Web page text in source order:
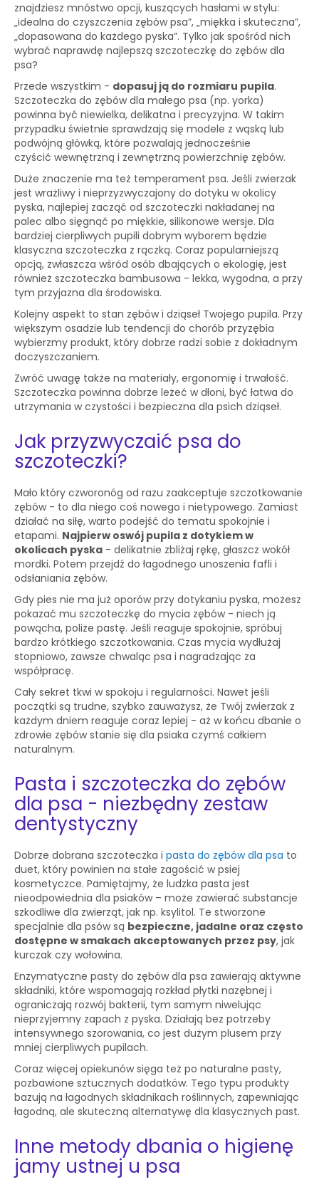
znajdziesz mnóstwo opcji, kuszących hasłami w stylu:
„idealna do czyszczenia zębów psa”, „miękka i skuteczna”,
„dopasowana do każdego pyska”. Tylko jak spośród nich
wybrać naprawdę najlepszą szczoteczkę do zębów dla
psa?
Przede wszystkim - dopasuj ją do rozmiaru pupila.
Szczoteczka do zębów dla małego psa (np. yorka)
powinna być niewielka, delikatna i precyzyjna. W takim
przypadku świetnie sprawdzają się modele z wąską lub
podwójną główką, które pozwalają jednocześnie
czyścić wewnętrzną i zewnętrzną powierzchnię zębów.
Duże znaczenie ma też temperament psa. Jeśli zwierzak
jest wrażliwy i nieprzyzwyczajony do dotyku w okolicy
pyska, najlepiej zacząć od szczoteczki nakładanej na
palec albo sięgnąć po miękkie, silikonowe wersje. Dla
bardziej cierpliwych pupili dobrym wyborem będzie
klasyczna szczoteczka z rączką. Coraz popularniejszą
opcją, zwłaszcza wśród osób dbających o ekologię, jest
również szczoteczka bambusowa - lekka, wygodna, a przy
tym przyjazna dla środowiska.
Kolejny aspekt to stan zębów i dziąseł Twojego pupila. Przy
większym osadzie lub tendencji do chorób przyzębia
wybierzmy produkt, który dobrze radzi sobie z dokładnym
doczyszczaniem.
Zwróć uwagę także na materiały, ergonomię i trwałość.
Szczoteczka powinna dobrze leżeć w dłoni, być łatwa do
utrzymania w czystości i bezpieczna dla psich dziąseł.
Jak przyzwyczaić psa do
szczoteczki?
Mało który czworonóg od razu zaakceptuje szczotkowanie
zębów - to dla niego coś nowego i nietypowego. Zamiast
działać na siłę, warto podejść do tematu spokojnie i
etapami. Najpierw oswój pupila z dotykiem w
okolicach pyska - delikatnie zbliżaj rękę, głaszcz wokół
mordki. Potem przejdź do łagodnego unoszenia fafli i
odsłaniania zębów.
Gdy pies nie ma już oporów przy dotykaniu pyska, możesz
pokazać mu szczoteczkę do mycia zębów - niech ją
powącha, poliże pastę. Jeśli reaguje spokojnie, spróbuj
bardzo krótkiego szczotkowania. Czas mycia wydłużaj
stopniowo, zawsze chwaląc psa i nagradzając za
współpracę.
Cały sekret tkwi w spokoju i regularności. Nawet jeśli
początki są trudne, szybko zauważysz, że Twój zwierzak z
każdym dniem reaguje coraz lepiej - aż w końcu dbanie o
zdrowie zębów stanie się dla psiaka czymś całkiem
naturalnym.
Pasta i szczoteczka do zębów
dla psa - niezbędny zestaw
dentystyczny
Dobrze dobrana szczoteczka i pasta do zębów dla psa to
duet, który powinien na stałe zagościć w psiej
kosmetyczce. Pamiętajmy, że ludzka pasta jest
nieodpowiednia dla psiaków – może zawierać substancje
szkodliwe dla zwierząt, jak np. ksylitol. Te stworzone
specjalnie dla psów są bezpieczne, jadalne oraz często
dostępne w smakach akceptowanych przez psy, jak
kurczak czy wołowina.
Enzymatyczne pasty do zębów dla psa zawierają aktywne
składniki, które wspomagają rozkład płytki nazębnej i
ograniczają rozwój bakterii, tym samym niwelując
nieprzyjemny zapach z pyska. Działają bez potrzeby
intensywnego szorowania, co jest dużym plusem przy
mniej cierpliwych pupilach.
Coraz więcej opiekunów sięga też po naturalne pasty,
pozbawione sztucznych dodatków. Tego typu produkty
bazują na łagodnych składnikach roślinnych, zapewniając
łagodną, ale skuteczną alternatywę dla klasycznych past.
Inne metody dbania o higienę
jamy ustnej u psa